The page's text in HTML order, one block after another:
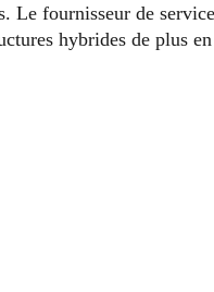
Le fournisseur de
hybrides de plus